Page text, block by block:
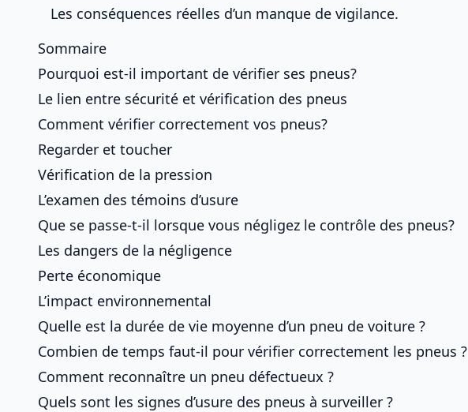
Les conséquences réelles d’un manque de vigilance.
Sommaire
Pourquoi est-il important de vérifier ses pneus?
Le lien entre sécurité et vérification des pneus
Comment vérifier correctement vos pneus?
Regarder et toucher
Vérification de la pression
L’examen des témoins d’usure
Que se passe-t-il lorsque vous négligez le contrôle des pneus?
Les dangers de la négligence
Perte économique
L’impact environnemental
Quelle est la durée de vie moyenne d’un pneu de voiture ?
Combien de temps faut-il pour vérifier correctement les pneus ?
Comment reconnaître un pneu défectueux ?
Quels sont les signes d’usure des pneus à surveiller ?